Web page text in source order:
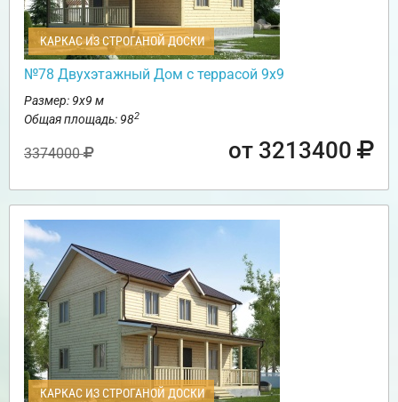
КАРКАС ИЗ СТРОГАНОЙ ДОСКИ
№78 Двухэтажный Дом с террасой 9х9
Размер: 9х9 м
Общая площадь: 982
3374000 от 3213400
КАРКАС ИЗ СТРОГАНОЙ ДОСКИ